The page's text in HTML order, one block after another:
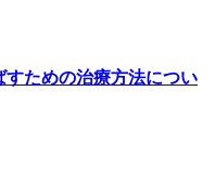
ための治療方法につい